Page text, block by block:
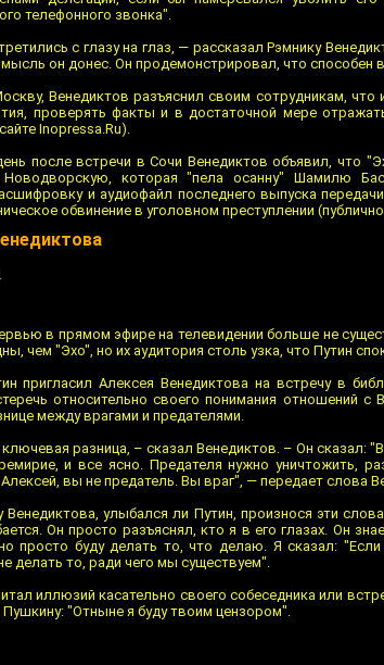
телефонного звонка".
с глазу на глаз, — рассказал Рэмнику
он донес. Он продемонстрировал, что способен
Венедиктов разъяснил своим сотрудникам, что
проверять факты и в достаточной мере
Inopressa.Ru).
после встречи в Сочи Венедиктов объявил, что
которая "пела осанну" Шамилю
и аудиофайл последнего выпуска
обвинение в уголовном преступлении
в прямом эфире на телевидении больше не
чем "Эхо", но их аудитория столь узка, что Путин
пригласил Алексея Венедиктова на встречу в
относительно своего понимания отношений с
между врагами и предателями.
разница, – сказал Венедиктов. – Он сказал:
и все ясно. Предателя нужно уничтожить,
вы не предатель. Вы враг", — передает слова
Венедиктова, улыбался ли Путин, произнося эти
Он просто разъяснял, кто я в его глазах. Он
просто буду делать то, что делаю. Я сказал:
делать то, ради чего мы существуем".
иллюзий касательно своего собеседника или
Пушкину: "Отныне я буду твоим цензором".